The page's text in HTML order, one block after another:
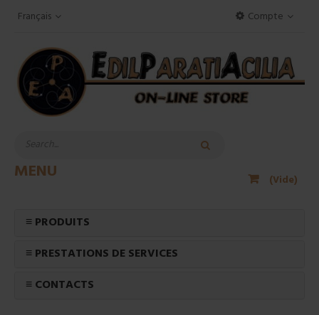
Compte
Français
(Vide)
MENU
≡ PRODUITS
≡ PRESTATIONS DE SERVICES
≡ CONTACTS